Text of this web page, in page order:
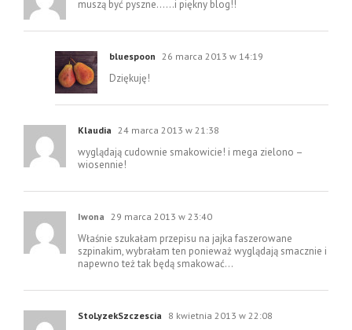
muszą być pyszne……i piękny blog!!
bluespoon 26 marca 2013 w 14:19
Dziękuję!
Klaudia 24 marca 2013 w 21:38
wyglądają cudownie smakowicie! i mega zielono –
wiosennie!
Iwona 29 marca 2013 w 23:40
Właśnie szukałam przepisu na jajka faszerowane
szpinakim, wybrałam ten ponieważ wyglądają smacznie i
napewno też tak będą smakować…
StoLyzekSzczescia 8 kwietnia 2013 w 22:08